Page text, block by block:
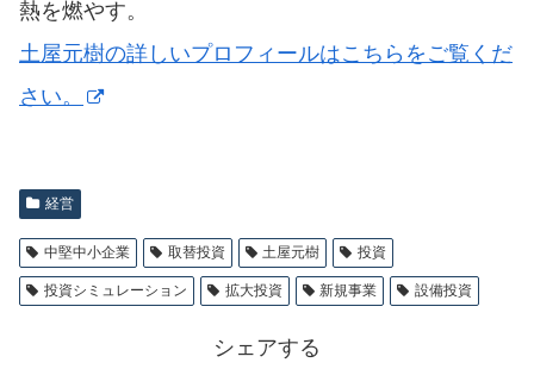
熱を燃やす。
土屋元樹の詳しいプロフィールはこちらをご覧くだ
さい。
経営
中堅中小企業 取替投資 土屋元樹 投資
投資シミュレーション 拡大投資 新規事業 設備投資
シェアする